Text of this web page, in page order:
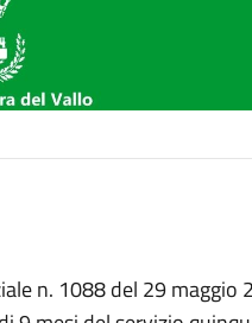
n. 1088 del 29 maggio